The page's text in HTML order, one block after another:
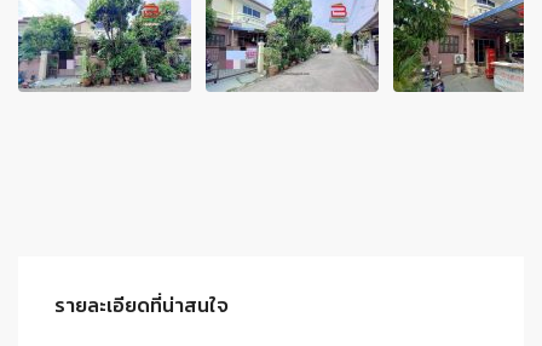
รายละเอียดที่น่าสนใจ